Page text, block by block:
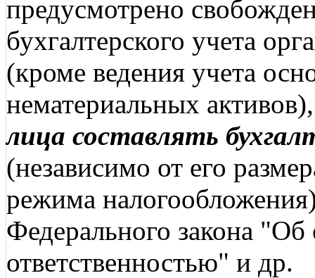
предусмотрено
бухгалтерского учета
(кроме ведения учета
нематериальных
лица составлять
(независимо от его
режима
Федерального закона
ответственностью" и др.